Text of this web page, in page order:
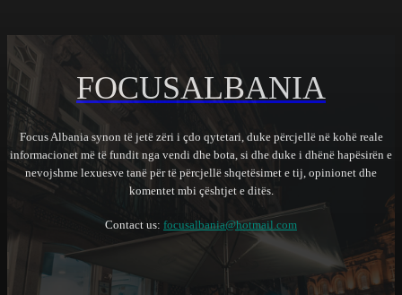
FOCUSALBANIA
Focus Albania synon të jetë zëri i çdo qytetari, duke përcjellë në kohë reale
informacionet më të fundit nga vendi dhe bota, si dhe duke i dhënë hapësirën e
nevojshme lexuesve tanë për të përcjellë shqetësimet e tij, opinionet dhe
komentet mbi çështjet e ditës.
Contact us: focusalbania@hotmail.com